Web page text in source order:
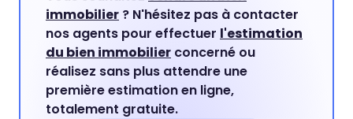
immobilier ? N'hésitez pas à contacter
nos agents pour effectuer l'estimation
du bien immobilier concerné ou
réalisez sans plus attendre une
première estimation en ligne,
totalement gratuite.